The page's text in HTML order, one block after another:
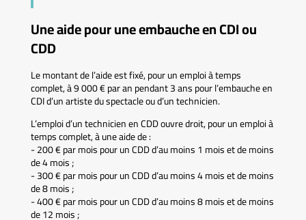
Une aide pour une embauche en CDI ou
CDD
Le montant de l’aide est fixé, pour un emploi à temps
complet, à 9 000 € par an pendant 3 ans pour l’embauche en
CDI d’un artiste du spectacle ou d’un technicien.
L’emploi d’un technicien en CDD ouvre droit, pour un emploi à
temps complet, à une aide de :
- 200 € par mois pour un CDD d’au moins 1 mois et de moins
de 4 mois ;
- 300 € par mois pour un CDD d’au moins 4 mois et de moins
de 8 mois ;
- 400 € par mois pour un CDD d’au moins 8 mois et de moins
de 12 mois ;